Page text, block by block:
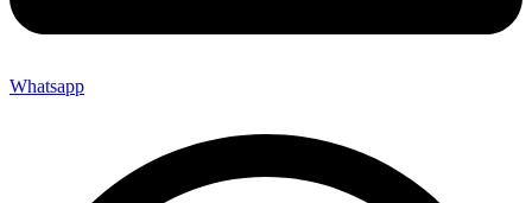
Whatsapp